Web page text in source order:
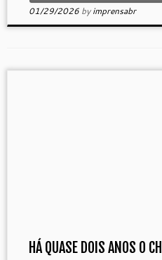
01/29/2026 byimprensabr
HÁ QUASE DOIS ANOS O